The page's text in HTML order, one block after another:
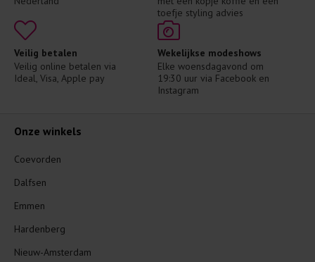
toefje styling advies
Veilig betalen
Veilig online betalen via
Ideal, Visa, Apple pay
Wekelijkse modeshows
Elke woensdagavond om
19:30 uur via Facebook en
Instagram
Onze winkels
Coevorden
Dalfsen
Emmen
Hardenberg
Nieuw-Amsterdam